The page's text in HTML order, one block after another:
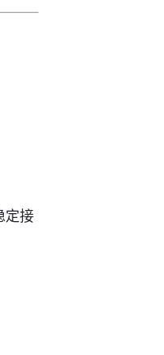
定接